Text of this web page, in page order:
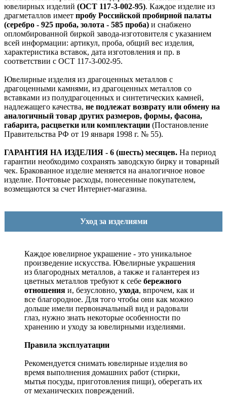
ювелирных изделий (ОСТ 117-3-002-95). Каждое изделие из
драгметаллов имеет пробу Российской пробирной палаты
(серебро - 925 проба, золота - 585 проба) и снабжено
опломбированной биркой завода-изготовителя с указанием
всей информации: артикул, проба, общий вес изделия,
характеристика вставок, дата изготовления и пр. в
соответствии с ОСТ 117-3-002-95.
Ювелирные изделия из драгоценных металлов с
драгоценными камнями, из драгоценных металлов со
вставками из полудрагоценных и синтетических камней,
надлежащего качества, не подлежат возврату или обмену на
аналогичный товар других размеров, формы, фасона,
габарита, расцветки или комплектации (Постановление
Правительства РФ от 19 января 1998 г. № 55).
ГАРАНТИЯ НА ИЗДЕЛИЯ - 6 (шесть) месяцев. На период
гарантии необходимо сохранять заводскую бирку и товарный
чек. Бракованное изделие меняется на аналогичное новое
изделие. Почтовые расходы, понесенные покупателем,
возмещаются за счет Интернет-магазина.
Уход за изделиями
Каждое ювелирное украшение - это уникальное
произведение искусства. Ювелирные украшения
из благородных металлов, а также и галантерея из
цветных металлов требуют к себе бережного
отношения и, безусловно, ухода, впрочем, как и
все благородное. Для того чтобы они как можно
дольше имели первоначальный вид и радовали
глаз, нужно знать некоторые особенности по
хранению и уходу за ювелирными изделиями.
Правила эксплуатации
Рекомендуется снимать ювелирные изделия во
время выполнения домашних работ (стирки,
мытья посуды, приготовления пищи), оберегать их
от механических повреждений.